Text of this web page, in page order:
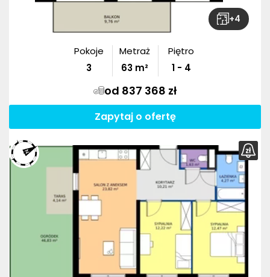
+4
Pokoje
3
Metraż
63 m²
Piętro
1 - 4
od 837 368 zł
Zapytaj o ofertę